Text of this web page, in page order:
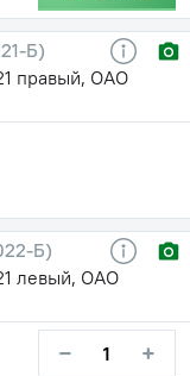
Б)
правый, ОАО
Б)
левый, ОАО
− +